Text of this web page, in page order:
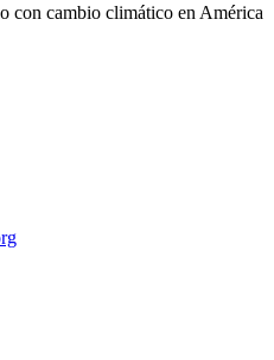
con cambio climático en América